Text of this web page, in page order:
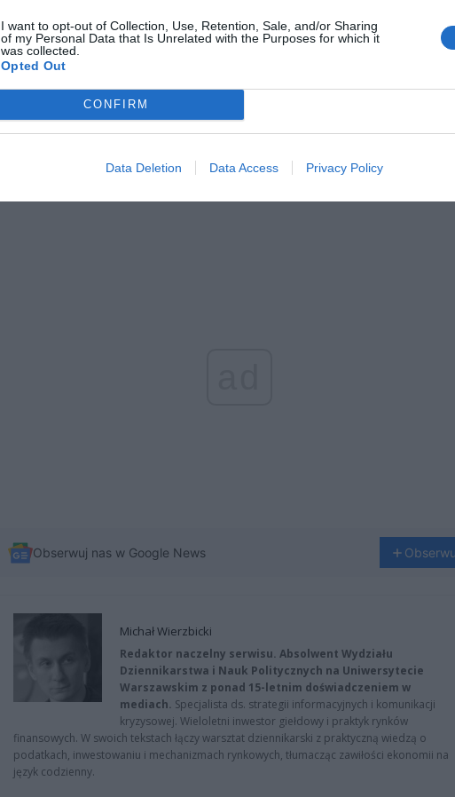
I want to opt-out of Collection, Use, Retention, Sale, and/or Sharing
of my Personal Data that Is Unrelated with the Purposes for which it
was collected.
Opted Out
CONFIRM
Data Deletion Data Access Privacy Policy
Obserwuj nas w Google News
Michał Wierzbicki
Redaktor naczelny serwisu. Absolwent Wydziału
Dziennikarstwa i Nauk Politycznych na Uniwersytecie
Warszawskim z ponad 15-letnim doświadczeniem w
mediach. Specjalista ds. strategii informacyjnych i komunikacji
kryzysowej. Wieloletni inwestor giełdowy i praktyk rynków
finansowych. W swoich tekstach łączy warsztat dziennikarski z praktyczną wiedzą o
podatkach, inwestowaniu i mechanizmach rynkowych, tłumacząc zawiłości ekonomii na
język codzienny.